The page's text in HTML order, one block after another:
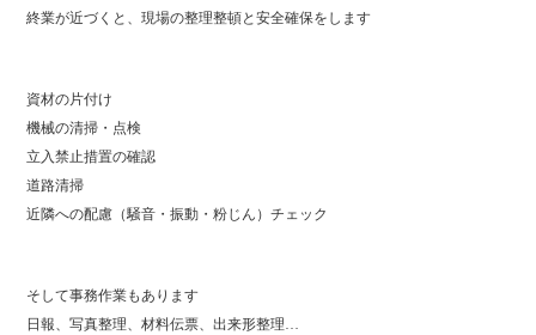
終業が近づくと、現場の整理整頓と安全確保をします
資材の片付け
機械の清掃・点検
立入禁止措置の確認
道路清掃
近隣への配慮（騒音・振動・粉じん）チェック
そして事務作業もあります
日報、写真整理、材料伝票、出来形整理…